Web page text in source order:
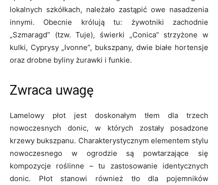
lokalnych szkółkach, należało zastąpić owe nasadzenia
innymi. Obecnie królują tu: żywotniki zachodnie
„Szmaragd” (tzw. Tuje), świerki „Conica” strzyżone w
kulki, Cyprysy „Ivonne”, bukszpany, dwie białe hortensje
oraz drobne byliny żurawki i funkie.
Zwraca uwagę
Lamelowy płot jest doskonałym tłem dla trzech
nowoczesnych donic, w których zostały posadzone
krzewy bukszpanu. Charakterystycznym elementem stylu
nowoczesnego w ogrodzie są powtarzające się
kompozycje roślinne – tu zastosowanie identycznych
donic. Płot stanowi również tło dla pojemników